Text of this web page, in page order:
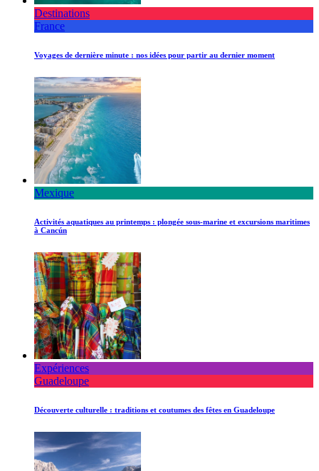
Destinations
France
Voyages de dernière minute : nos idées pour partir au dernier moment
Mexique
Activités aquatiques au printemps : plongée sous-marine et excursions maritimes
à Cancún
Expériences
Guadeloupe
Découverte culturelle : traditions et coutumes des fêtes en Guadeloupe